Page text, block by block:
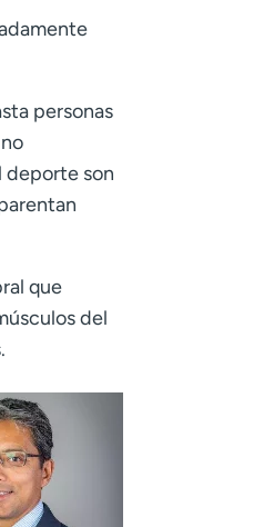
personas
deporte son
que
del